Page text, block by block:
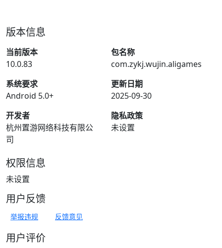
版本信息
当前版本
10.0.83
包名称
com.zykj.wujin.aligames
系统要求
Android 5.0+
更新日期
2025-09-30
开发者
杭州置游网络科技有限公
司
隐私政策
未设置
权限信息
未设置
用户反馈
举报违规 反馈意见
用户评价